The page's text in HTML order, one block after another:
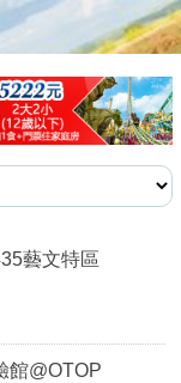
藝文特區
館@OTOP